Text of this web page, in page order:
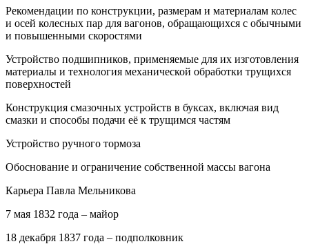
Рекомендации по конструкции, размерам и материалам колес
и осей колесных пар для вагонов, обращающихся с обычными
и повышенными скоростями
Устройство подшипников, применяемые для их изготовления
материалы и технология механической обработки трущихся
поверхностей
Конструкция смазочных устройств в буксах, включая вид
смазки и способы подачи её к трущимся частям
Устройство ручного тормоза
Обоснование и ограничение собственной массы вагона
Карьера Павла Мельникова
7 мая 1832 года – майор
18 декабря 1837 года – подполковник